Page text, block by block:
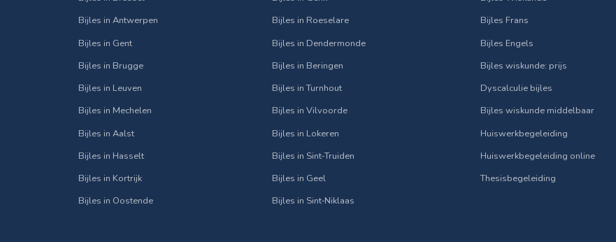
Bijles in Antwerpen
Bijles in Gent
Bijles in Brugge
Bijles in Leuven
Bijles in Mechelen
Bijles in Aalst
Bijles in Hasselt
Bijles in Kortrijk
Bijles in Oostende
Bijles in Roeselare
Bijles in Dendermonde
Bijles in Beringen
Bijles in Turnhout
Bijles in Vilvoorde
Bijles in Lokeren
Bijles in Sint‑Truiden
Bijles in Geel
Bijles in Sint‑Niklaas
Bijles Frans
Bijles Engels
Bijles wiskunde: prijs
Dyscalculie bijles
Bijles wiskunde middelbaar
Huiswerkbegeleiding
Huiswerkbegeleiding online
Thesisbegeleiding